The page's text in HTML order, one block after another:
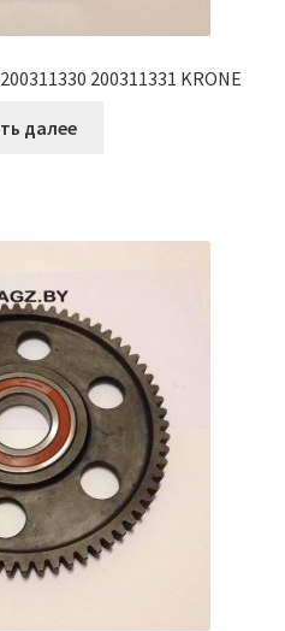
200311331 KRONE
далее